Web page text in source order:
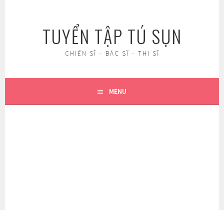
TUYỂN TẬP TÚ SỤN
CHIẾN SĨ – BÁC SĨ – THI SĨ
MENU